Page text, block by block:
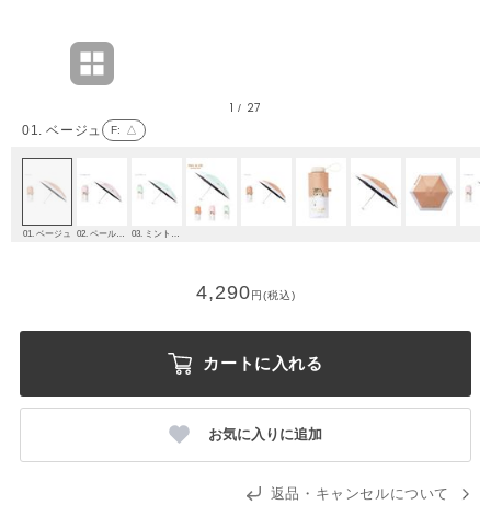
01. ベージュ F: △
1 / 27
01. ベージュ
4,290円(税込)
カートに入れる
お気に入りに追加
返品・キャンセルについて